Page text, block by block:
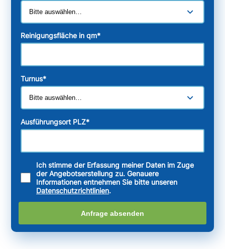
Reinigungsfläche in qm*
Turnus*
Ausführungsort PLZ*
Ich stimme der Erfassung meiner Daten im Zuge
der Angebotserstellung zu. Genauere
Informationen entnehmen Sie bitte unseren
Datenschutzrichtlinien.
Anfrage absenden